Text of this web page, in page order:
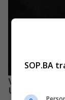
SOP.BA